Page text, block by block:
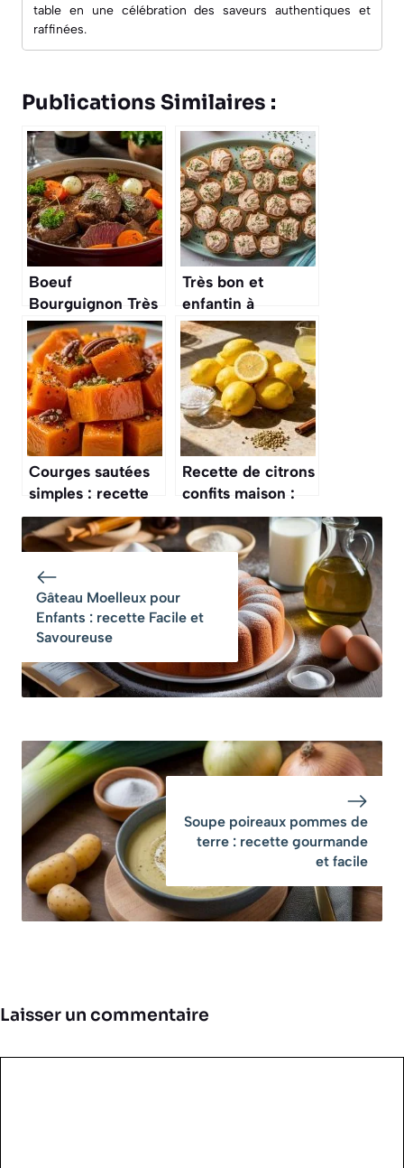
table en une célébration des saveurs authentiques et
raffinées.
Publications Similaires :
Boeuf
Bourguignon Très
Moelleux : recette
Facile et
Délicieuse
Très bon et
enfantin à
préparer”: prête
en 15 minutes et
vraiment pas
chère, cette
recette va faire
l’unanimité à
l’apéritif !
Courges sautées
simples : recette
facile et rapide
Recette de citrons
confits maison :
astuces et étapes
simples
Gâteau Moelleux pour
Enfants : recette Facile et
Savoureuse
Soupe poireaux pommes de
terre : recette gourmande
et facile
Laisser un commentaire